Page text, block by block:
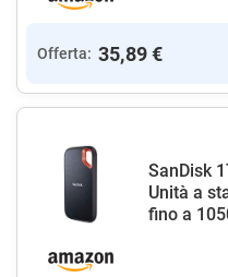
Offerta: 35,89 €
SanDisk
Unità a
fino a